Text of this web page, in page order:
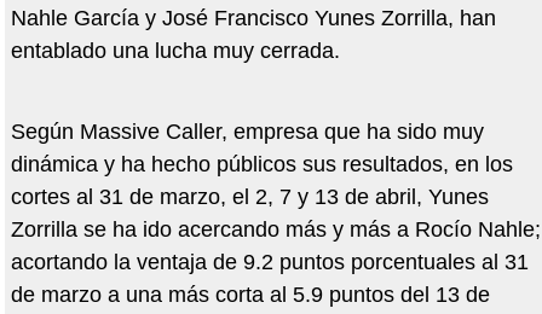
Nahle García y José Francisco Yunes Zorrilla, han
entablado una lucha muy cerrada.
Según Massive Caller, empresa que ha sido muy
dinámica y ha hecho públicos sus resultados, en los
cortes al 31 de marzo, el 2, 7 y 13 de abril, Yunes
Zorrilla se ha ido acercando más y más a Rocío Nahle;
acortando la ventaja de 9.2 puntos porcentuales al 31
de marzo a una más corta al 5.9 puntos del 13 de